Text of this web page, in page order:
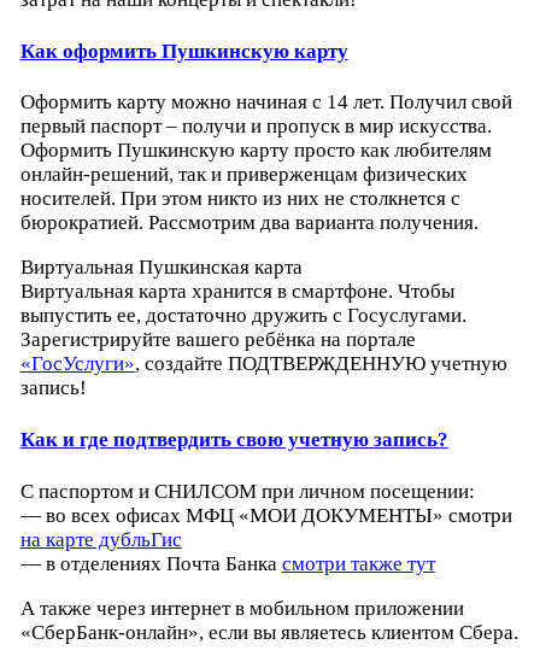
Как оформить Пушкинскую карту
Оформить карту можно начиная с 14 лет. Получил свой
первый паспорт – получи и пропуск в мир искусства.
Оформить Пушкинскую карту просто как любителям
онлайн-решений, так и приверженцам физических
носителей. При этом никто из них не столкнется с
бюрократией. Рассмотрим два варианта получения.
Виртуальная Пушкинская карта
Виртуальная карта хранится в смартфоне. Чтобы
выпустить ее, достаточно дружить с Госуслугами.
Зарегистрируйте вашего ребёнка на портале
«ГосУслуги», создайте ПОДТВЕРЖДЕННУЮ учетную
запись!
Как и где подтвердить свою учетную запись?
С паспортом и СНИЛСОМ при личном посещении:
— во всех офисах МФЦ «МОИ ДОКУМЕНТЫ» смотри
на карте дубльГис
— в отделениях Почта Банка смотри также тут
А также через интернет в мобильном приложении
«СберБанк-онлайн», если вы являетесь клиентом Сбера.